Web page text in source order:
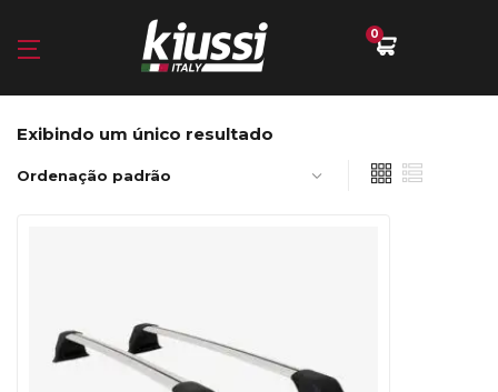
0
Exibindo um único resultado